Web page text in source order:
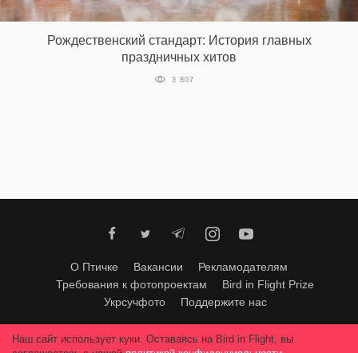
Рождественский стандарт: История главных
праздничных хитов
3 807
О Птичке Вакансии
Рекламодателям
Требования к фотопроектам
Bird in Flight Prize
Укрсучфото
Поддержите нас
Любое использование материалов допускается только с согласия
редакции.© 2026, Bird In Flight.
Наш сайт использует куки. Оставаясь на Bird in Flight, вы